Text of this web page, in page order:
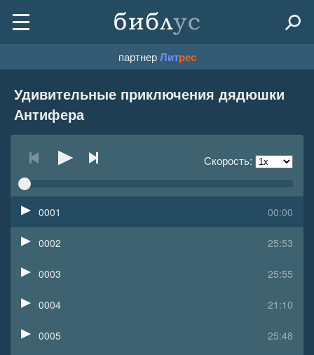
партнерЛитрес
Удивительные приключения дядюшки
Антифера
Скорость:
00:00
0001
25:53
0002
25:55
0003
21:10
0004
25:48
0005